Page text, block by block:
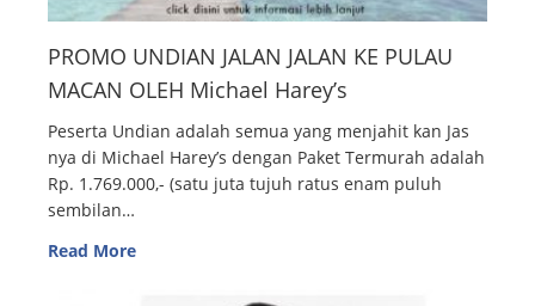
PROMO UNDIAN JALAN JALAN KE PULAU
MACAN OLEH Michael Harey’s
Peserta Undian adalah semua yang menjahit kan Jas
nya di Michael Harey’s dengan Paket Termurah adalah
Rp. 1.769.000,- (satu juta tujuh ratus enam puluh
sembilan…
Read More